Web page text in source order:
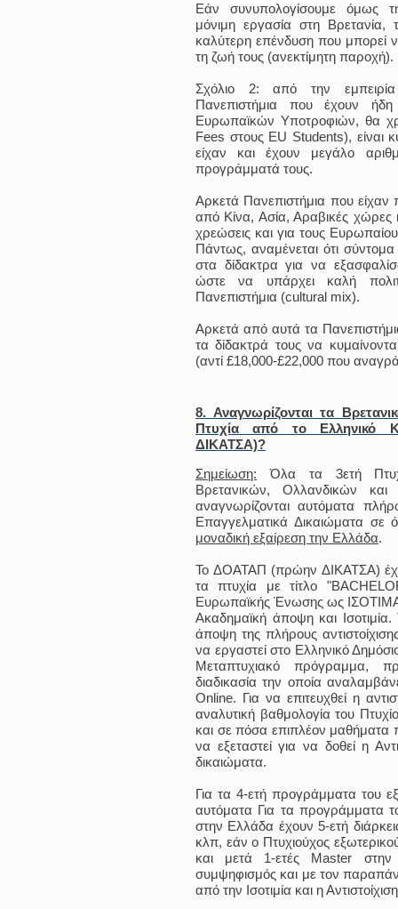
Εάν συνυπολογίσουμε όμως
μόνιμη εργασία στη Βρετανία,
καλύτερη επένδυση που μπορεί
τη ζωή τους (ανεκτίμητη παροχή).
Σχόλιο 2: από την
Πανεπιστήμια που έχουν
Ευρωπαϊκών Υποτροφιών, θα
Fees στους EU Students), είναι
είχαν και έχουν μεγάλο
προγράμματά τους.
Αρκετά Πανεπιστήμια που είχαν
από Κίνα, Ασία, Αραβικές χώρες
χρεώσεις και για τους
Πάντως, αναμένεται ότι
στα δίδακτρα για να
ώστε να υπάρχει καλή
Πανεπιστήμια (cultural mix).
Αρκετά από αυτά τα
τα δίδακτρά τους να
(αντί £18,000-£22,000 που
8. Αναγνωρίζονται τα
Πτυχία από το
ΔΙΚΑΤΣΑ)?
Σημείωση: Όλα τα 3ετή
Βρετανικών, Ολλανδικών
αναγνωρίζονται αυτόματα
Επαγγελματικά Δικαιώματα
μοναδική εξαίρεση την Ελλάδα.
Το ΔΟΑΤΑΠ (πρώην ΔΙΚΑΤΣΑ)
τα πτυχία με τίτλο
Ευρωπαϊκής Ένωσης ως ΙΣΟΤΙΜΑ
Ακαδημαϊκή άποψη και
άποψη της πλήρους
να εργαστεί στο Ελληνικό
Μεταπτυχιακό πρόγραμμα,
διαδικασία την οποία
Online. Για να επιτευχθεί η
αναλυτική βαθμολογία του
και σε πόσα επιπλέον μαθήματα
να εξεταστεί για να δοθεί η
δικαιώματα.
Για τα 4-ετή προγράμματα του
αυτόματα Για τα προγράμματα
στην Ελλάδα έχουν 5-ετή
κλπ, εάν ο Πτυχιούχος
και μετά 1-ετές Master στην
συμψηφισμός και με τον
από την Ισοτιμία και η